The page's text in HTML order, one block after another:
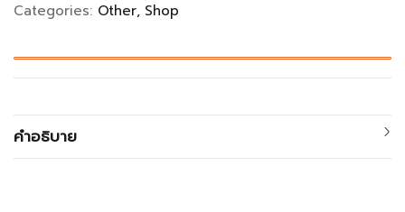
Categories: Other Shop
คำอธิบาย